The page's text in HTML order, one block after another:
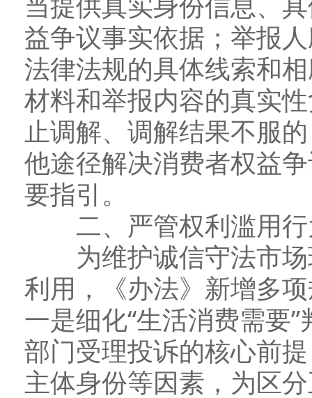
益争议事实依据；举报
法律法规的具体线索和
材料和举报内容的真实
止调解、调解结果不服
他途径解决消费者权益
要指引。
二、严管权利滥用行
为维护诚信守法市场
利用，《办法》新增多
一是细化“生活消费需要
部门受理投诉的核心前
主体身份等因素，为区